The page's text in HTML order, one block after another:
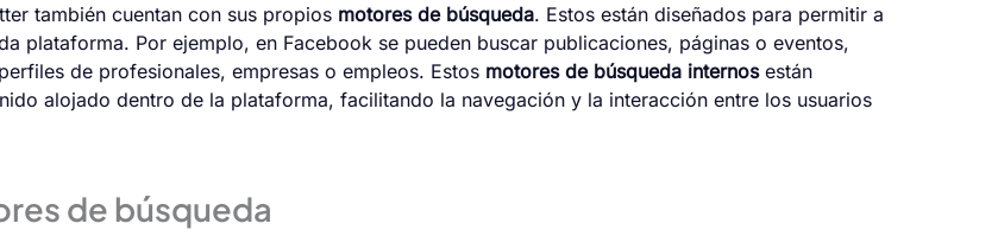
también cuentan con sus propios motores de búsqueda. Estos están diseñados para permitir a
plataforma. Por ejemplo, en Facebook se pueden buscar publicaciones, páginas o eventos,
de profesionales, empresas o empleos. Estos motores de búsqueda internosestán
alojado dentro de la plataforma, facilitando la navegación y la interacción entre los usuarios
de búsqueda